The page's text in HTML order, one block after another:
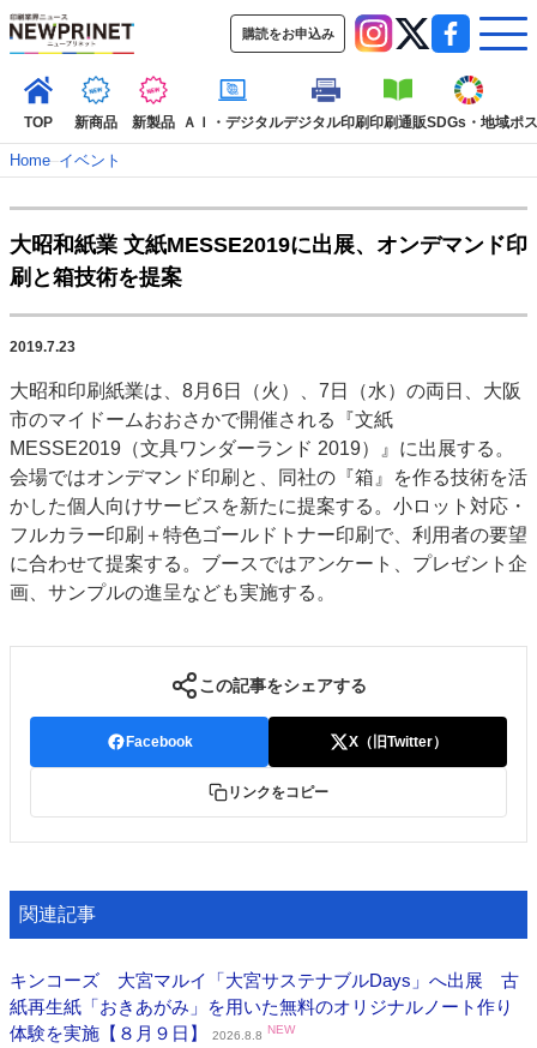
購読をお申込み
TOP 新商品 新製品 ＡＩ・デジタルデジタル印刷印刷通販SDGs・地域ポ
TOP
新着記事
インタビュー
コレクション
SDGs・地域
ポストプレス ビジネス イベント 信用情報
市場・統計
人事・移転・異動・訃報
特集記事カテゴリー一覧
2022 見える化・MIS特集
特集・デジタル印刷 アイデアで勝負！ ～多様なビジネス・多彩な商材～
JAPAN PACK 2023 特集
中古印刷機・製本機特集
発刊案内
JFPI印刷用語集 印刷機材年鑑
運営
購読・購入申し込み
Home–イベント
大昭和紙業 文紙MESSE2019に出展、オンデマンド印
刷と箱技術を提案
2019.7.23
大昭和印刷紙業は、8月6日（火）、7日（水）の両日、大阪
市のマイドームおおさかで開催される『文紙
MESSE2019（文具ワンダーランド 2019）』に出展する。
会場ではオンデマンド印刷と、同社の『箱』を作る技術を活
かした個人向けサービスを新たに提案する。小ロット対応・
フルカラー印刷＋特色ゴールドトナー印刷で、利用者の要望
に合わせて提案する。ブースではアンケート、プレゼント企
画、サンプルの進呈なども実施する。
この記事をシェアする
Facebook X（旧Twitter）
リンクをコピー
関連記事
キンコーズ 大宮マルイ「大宮サステナブルDays」へ出展 古
紙再生紙「おきあがみ」を用いた無料のオリジナルノート作り
体験を実施【８月９日】
2026.8.8 NEW